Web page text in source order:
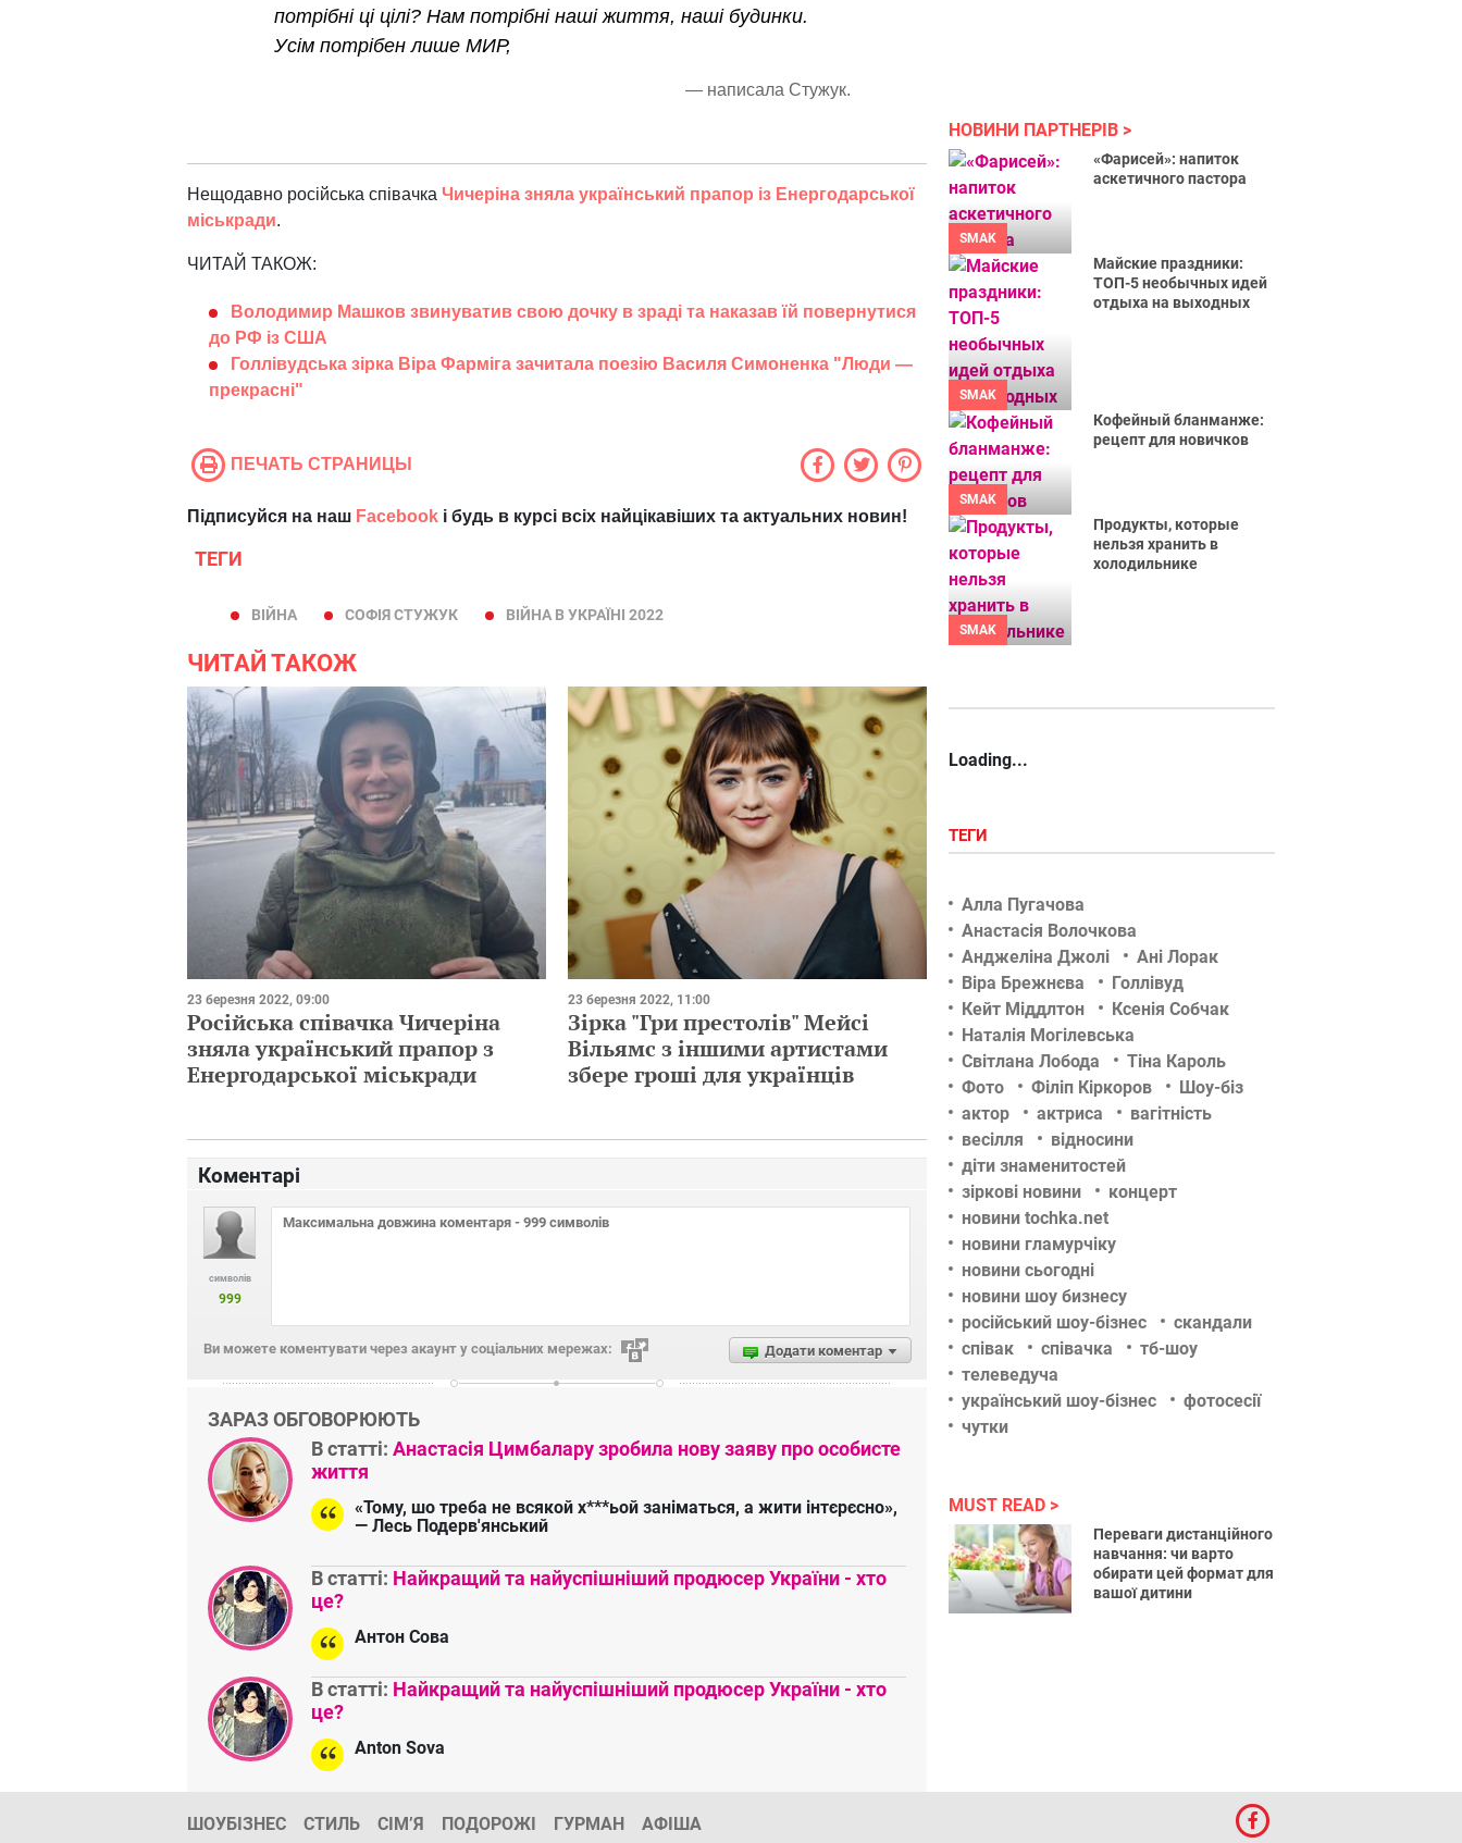
потрібні ці цілі? Нам потрібні наші життя, наші будинки.
Усім потрібен лише МИР,
— написала Стужук.
Нещодавно російська співачка Чичеріна зняла український прапор із Енергодарської
міськради.
ЧИТАЙ ТАКОЖ:
Володимир Машков звинуватив свою дочку в зраді та наказав їй повернутися
до РФ із США
Голлівудська зірка Віра Фарміга зачитала поезію Василя Симоненка "Люди —
прекрасні"
ПЕЧАТЬ СТРАНИЦЫ
Підписуйся на наш Facebook і будь в курсі всіх найцікавіших та актуальних новин!
ТЕГИ
ВІЙНА СОФІЯ СТУЖУК ВІЙНА В УКРАЇНІ 2022
ЧИТАЙ ТАКОЖ
23 березня 2022, 09:00
Російська співачка Чичеріна
зняла український прапор з
Енергодарської міськради
23 березня 2022, 11:00
Зірка "Гри престолів" Мейсі
Вільямс з іншими артистами
збере гроші для українців
Коментарі
символів
999
Додати коментар
Ви можете коментувати через акаунт у соціальних мережах:
ЗАРАЗ ОБГОВОРЮЮТЬ
В статті: Анастасія Цимбалару зробила нову заяву про особисте
життя
«Тому, шо треба не всякой х***ьой заніматься, а жити інтєрєсно»,
— Лесь Подерв'янський
В статті: Найкращий та найуспішніший продюсер України - хто
це?
Антон Сова
В статті: Найкращий та найуспішніший продюсер України - хто
це?
Anton Sova
НОВИНИ ПАРТНЕРІВ
SMAK
«Фарисей»: напиток
аскетичного пастора
SMAK
Майские праздники:
ТОП-5 необычных идей
отдыха на выходных
SMAK
Кофейный бланманже:
рецепт для новичков
SMAK
Продукты, которые
нельзя хранить в
холодильнике
Loading...
ТЕГИ
Алла Пугачова
Анастасія Волочкова
Анджеліна Джолі
Ані Лорак
Віра Брежнєва
Голлівуд
Кейт Міддлтон
Ксенія Собчак
Наталія Могілевська
Світлана Лобода
Тіна Кароль
Фото
Філіп Кіркоров
Шоу-біз
актор
актриса
вагітність
весілля
відносини
діти знаменитостей
зіркові новини
концерт
новини tochka.net
новини гламурчіку
новини сьогодні
новини шоу бизнесу
російський шоу-бізнес
скандали
співак
співачка
тб-шоу
телеведуча
український шоу-бізнес
фотосесії
чутки
MUST READ
Переваги дистанційного
навчання: чи варто
обирати цей формат для
вашої дитини
ШОУБІЗНЕС СТИЛЬ СІМ’Я ПОДОРОЖІ ГУРМАН АФІША